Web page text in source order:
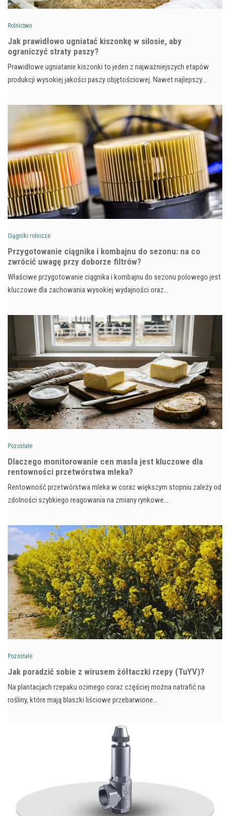
Rolnictwo
Jak prawidłowo ugniatać kiszonkę w silosie, aby
ograniczyć straty paszy?
Prawidłowe ugniatanie kiszonki to jeden z najważniejszych etapów
produkcji wysokiej jakości paszy objętościowej. Nawet najlepszy…
Ciągniki rolnicze
Przygotowanie ciągnika i kombajnu do sezonu: na co
zwrócić uwagę przy doborze filtrów?
Właściwe przygotowanie ciągnika i kombajnu do sezonu polowego jest
kluczowe dla zachowania wysokiej wydajności oraz…
Pozostałe
Dlaczego monitorowanie cen masła jest kluczowe dla
rentowności przetwórstwa mleka?
Rentowność przetwórstwa mleka w coraz większym stopniu zależy od
zdolności szybkiego reagowania na zmiany rynkowe.…
Pozostałe
​Jak poradzić sobie z wirusem żółtaczki rzepy (TuYV)?
Na plantacjach rzepaku ozimego coraz częściej można natrafić na
rośliny, które mają blaszki liściowe przebarwione…